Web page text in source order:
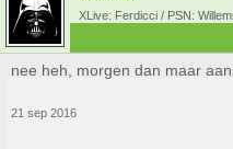
XLive: Ferdicci / PSN:
nee heh, morgen dan maar
21 sep 2016